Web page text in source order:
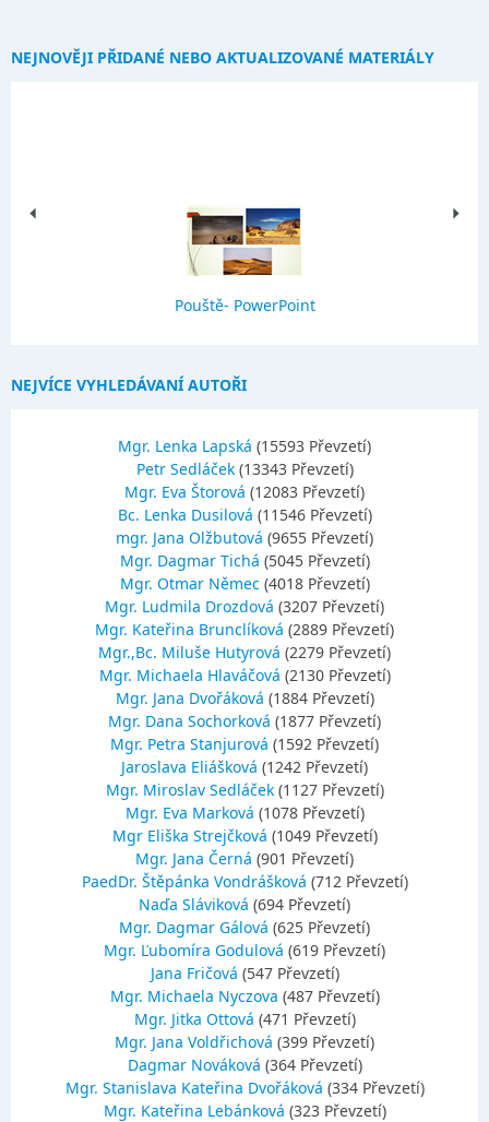
NEJNOVĚJI PŘIDANÉ NEBO AKTUALIZOVANÉ MATERIÁLY
Pouště- PowerPoint
NEJVÍCE VYHLEDÁVANÍ AUTOŘI
Mgr. Lenka Lapská (15593 Převzetí)
Petr Sedláček (13343 Převzetí)
Mgr. Eva Štorová (12083 Převzetí)
Bc. Lenka Dusilová (11546 Převzetí)
mgr. Jana Olžbutová (9655 Převzetí)
Mgr. Dagmar Tichá (5045 Převzetí)
Mgr. Otmar Němec (4018 Převzetí)
Mgr. Ludmila Drozdová (3207 Převzetí)
Mgr. Kateřina Brunclíková (2889 Převzetí)
Mgr.,Bc. Miluše Hutyrová (2279 Převzetí)
Mgr. Michaela Hlaváčová (2130 Převzetí)
Mgr. Jana Dvořáková (1884 Převzetí)
Mgr. Dana Sochorková (1877 Převzetí)
Mgr. Petra Stanjurová (1592 Převzetí)
Jaroslava Eliášková (1242 Převzetí)
Mgr. Miroslav Sedláček (1127 Převzetí)
Mgr. Eva Marková (1078 Převzetí)
Mgr Eliška Strejčková (1049 Převzetí)
Mgr. Jana Černá (901 Převzetí)
PaedDr. Štěpánka Vondrášková (712 Převzetí)
Naďa Sláviková (694 Převzetí)
Mgr. Dagmar Gálová (625 Převzetí)
Mgr. Ľubomíra Godulová (619 Převzetí)
Jana Fričová (547 Převzetí)
Mgr. Michaela Nyczova (487 Převzetí)
Mgr. Jitka Ottová (471 Převzetí)
Mgr. Jana Voldřichová (399 Převzetí)
Dagmar Nováková (364 Převzetí)
Mgr. Stanislava Kateřina Dvořáková (334 Převzetí)
Mgr. Kateřina Lebánková (323 Převzetí)